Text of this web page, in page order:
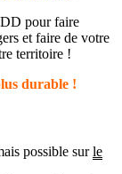
pour faire
et faire de votre
territoire !
durable !
possible surle